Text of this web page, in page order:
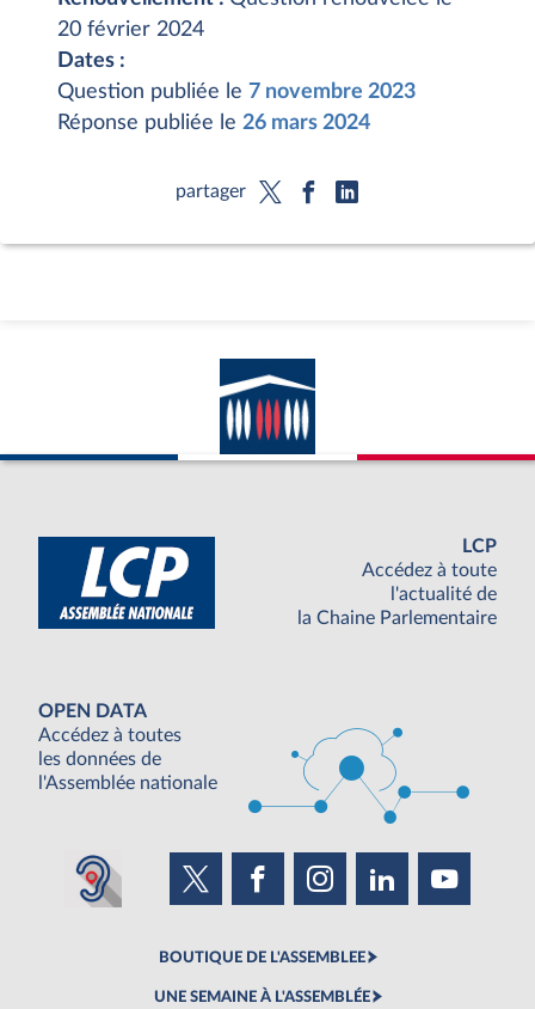
20 février 2024
Dates :
Question publiée le 7 novembre 2023
Réponse publiée le 26 mars 2024
partager
LCP
Accédez à toute
l'actualité de
la Chaine Parlementaire
OPEN DATA
Accédez à toutes
les données de
l'Assemblée nationale
BOUTIQUE DE L'ASSEMBLEE
UNE SEMAINE À L'ASSEMBLÉE